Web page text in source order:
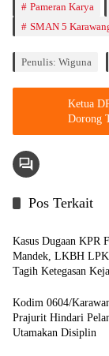
Pameran Karya
SMAN 5
Penulis: Wiguna
Ketua
Dorong
Pos Terkait
Berita
Kasus Dugaan KPR
Mandek, LKBH
Tagih Ketegasan
Kodim 0604/
Prajurit Hindari
Utamakan Disiplin
Berita